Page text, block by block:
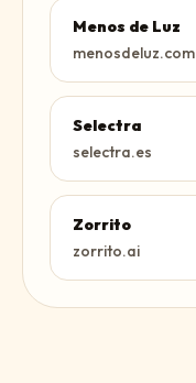
Menos de Luz
menosdeluz.com
Selectra
selectra.es
Zorrito
zorrito.ai